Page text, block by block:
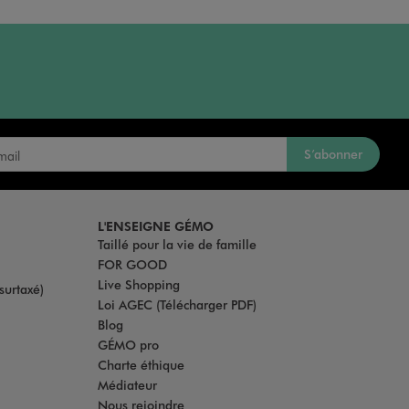
S’abonner
L'ENSEIGNE GÉMO
Taillé pour la vie de famille
FOR GOOD
Live Shopping
Loi AGEC (Télécharger PDF)
Blog
GÉMO pro
Charte éthique
Médiateur
Nous rejoindre